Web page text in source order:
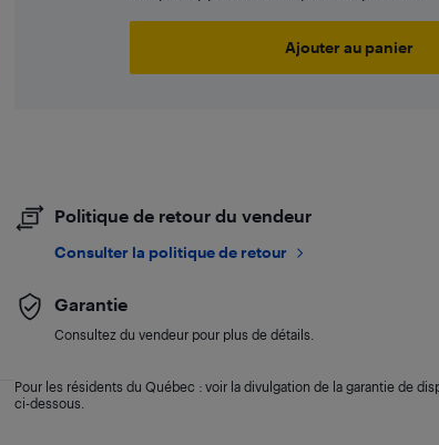
Ajouter au panier
Politique de retour du vendeur
Consulter la politique de retour
Garantie
Consultez du vendeur pour plus de détails.
Pour les résidents du Québec : voir la divulgation de la garantie de
ci-dessous.